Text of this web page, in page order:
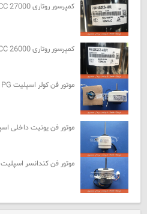
کمپرسور روتاری GMCC 27000 -
کمپرسور روتاری GMCC 26000 -
موتور فن کولر اسپلیت PG ال جی -
موتور فن یونیت داخلی
موتور فن کندانسر